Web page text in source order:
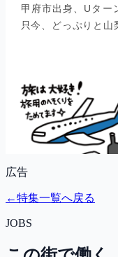
広告
←特集一覧へ戻る
JOBS